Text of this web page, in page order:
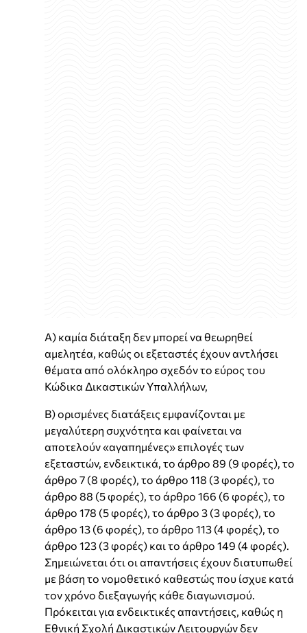
Α) καμία διάταξη δεν μπορεί να θεωρηθεί
αμελητέα, καθώς οι εξεταστές έχουν αντλήσει
θέματα από ολόκληρο σχεδόν το εύρος του
Κώδικα Δικαστικών Υπαλλήλων,
Β) ορισμένες διατάξεις εμφανίζονται με
μεγαλύτερη συχνότητα και φαίνεται να
αποτελούν «αγαπημένες» επιλογές των
εξεταστών, ενδεικτικά, το άρθρο 89 (9 φορές), το
άρθρο 7 (8 φορές), το άρθρο 118 (3 φορές), το
άρθρο 88 (5 φορές), το άρθρο 166 (6 φορές), το
άρθρο 178 (5 φορές), το άρθρο 3 (3 φορές), το
άρθρο 13 (6 φορές), το άρθρο 113 (4 φορές), το
άρθρο 123 (3 φορές) και το άρθρο 149 (4 φορές).
Σημειώνεται ότι οι απαντήσεις έχουν διατυπωθεί
με βάση το νομοθετικό καθεστώς που ίσχυε κατά
τον χρόνο διεξαγωγής κάθε διαγωνισμού.
Πρόκειται για ενδεικτικές απαντήσεις, καθώς η
Εθνική Σχολή Δικαστικών Λειτουργών δεν